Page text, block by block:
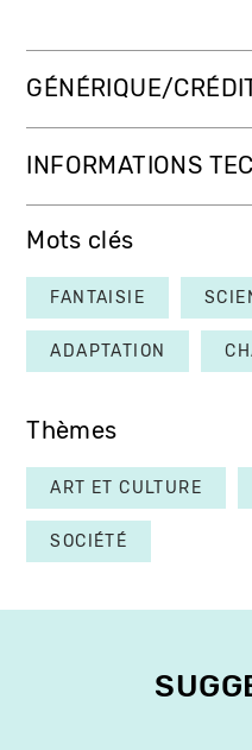
GÉNÉRIQUE/
INFORMATIONS
Mots clés
FANTAISIE
ADAPTATION
Thèmes
ART ET CULTURE
SOCIÉTÉ